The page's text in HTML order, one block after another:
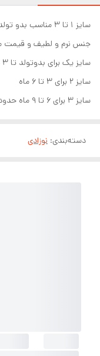
سایز ۱ تا ۳ مناسب بدو تولد تا ۹ ماه حدودا
جنس نرم و لطیف و قیمت
سایز یک برای بدوتولد تا ۳ ماه
سایز ۲ برای ۳ تا ۶ ماه
سایز ۳ برای ۶ تا ۹ ماه حدودا
دسته‌بندی: نوزادی